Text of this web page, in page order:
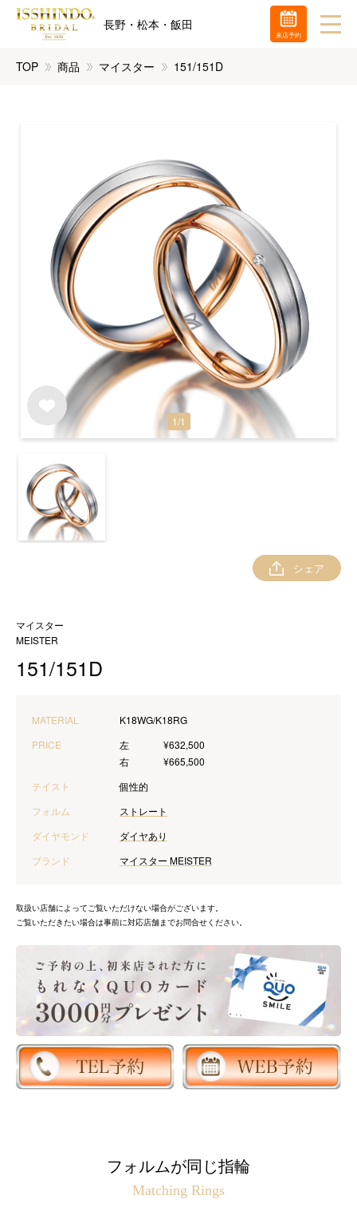
長野・松本・飯田
TOP 商品 マイスター 151/151D
マイスター
MEISTER
151/151D
1/1
シェア
MATERIAL
K18WG/K18RG
PRICE
左
¥632,500
右
¥665,500
テイスト
個性的
フォルム
ストレート
ダイヤモンド
ダイヤあり
ブランド
マイスター MEISTER
取扱い店舗によってご覧いただけない場合がございます。
ご覧いただきたい場合は事前に対応店舗までお問合せください。
フォルムが同じ指輪
Matching Rings
来店予約